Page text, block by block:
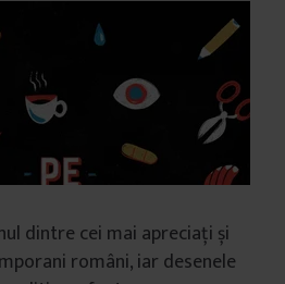
dintre cei mai apreciați și
români, iar desenele